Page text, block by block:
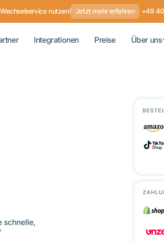
nutzen! Jetzt mehr erfahren +49
Integrationen Preise Über uns
schnelle,